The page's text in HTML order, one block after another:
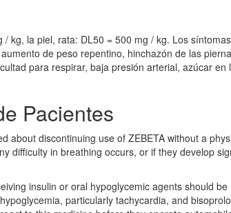
kg, la piel, rata: DL50 = 500 mg / kg. Los
de peso repentino, hinchazón de las
para respirar, baja presión arterial, azúcar en
Pacientes
about discontinuing use of ZEBETA without a
difficulty in breathing occurs, or if they develop
insulin or oral hypoglycemic agents should be
particularly tachycardia, and